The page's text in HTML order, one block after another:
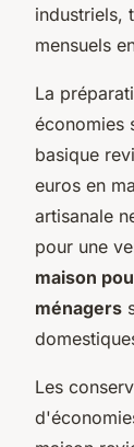
industriels,
mensuels
La
économies
basique
euros en
artisanale
pour une
maison
ménagers
Les